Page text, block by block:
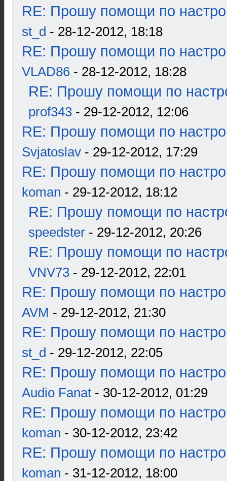
RE: Прошу помощи по
st_d - 28-12-2012, 18:18
RE: Прошу помощи по
VLAD86 - 28-12-2012, 18:28
RE: Прошу помощи по
prof343 - 29-12-2012, 12:06
RE: Прошу помощи по
Svjatoslav - 29-12-2012, 17:29
RE: Прошу помощи по
koman - 29-12-2012, 18:12
RE: Прошу помощи по
speedster - 29-12-2012, 20:26
RE: Прошу помощи по
VNV73 - 29-12-2012, 22:01
RE: Прошу помощи по
AVM - 29-12-2012, 21:30
RE: Прошу помощи по
st_d - 29-12-2012, 22:05
RE: Прошу помощи по
Audio Fanat - 30-12-2012, 01:29
RE: Прошу помощи по
koman - 30-12-2012, 23:42
RE: Прошу помощи по
koman - 31-12-2012, 18:00